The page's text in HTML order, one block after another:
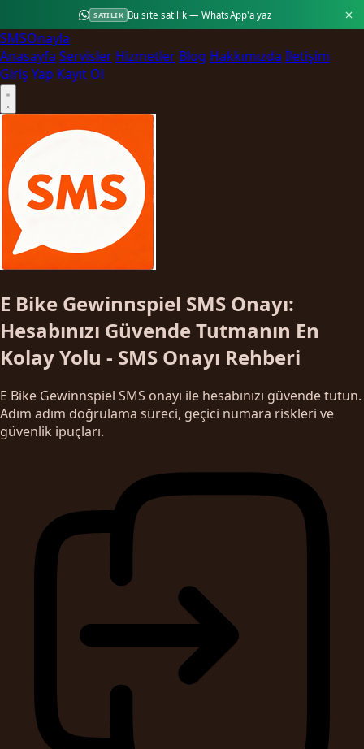
SATILIK Bu site satılık — WhatsApp'a yaz
SMSOnayla
Anasayfa Servisler Hizmetler Blog Hakkımızda İletişim
Giriş Yap Kayıt Ol
E Bike Gewinnspiel SMS Onayı:
Hesabınızı Güvende Tutmanın En
Kolay Yolu - SMS Onayı Rehberi
E Bike Gewinnspiel SMS onayı ile hesabınızı güvende tutun.
Adım adım doğrulama süreci, geçici numara riskleri ve
güvenlik ipuçları.